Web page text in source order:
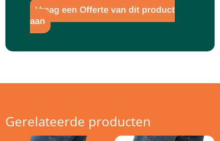
Vraag een Offerte van dit product
aan
Gerelateerde producten